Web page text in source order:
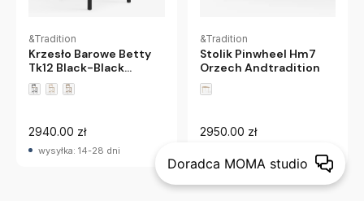
&Tradition
Krzesło Barowe Betty
Tk12 Black-Black
Andtradition
2940.00 zł
wysyłka: 14-28 dni
&Tradition
Stolik Pinwheel Hm7
Orzech Andtradition
2950.00 zł
Doradca MOMA studio